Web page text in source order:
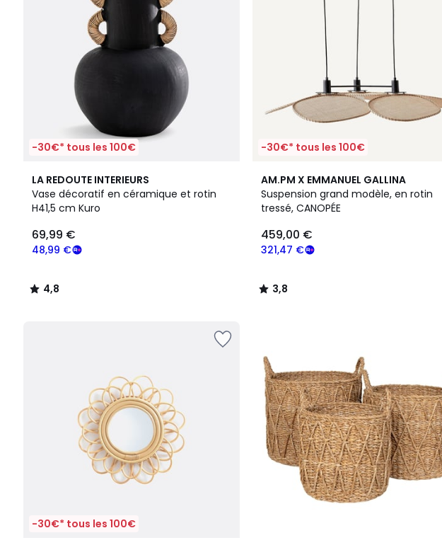
-30€* tous les 100€
LA REDOUTE INTERIEURS
Vase décoratif en céramique et rotin
H41,5 cm Kuro
48,99 €
69,99 €
4,8
/ 5
4,8
/
-30€* tous les 100€
AM.PM X EMMANUEL GALLINA
Suspension grand modèle, en rotin
tressé, CANOPÉE
321,47 €
459,00 €
3,8
/ 5
3,8
/
-30€* tous les 100€